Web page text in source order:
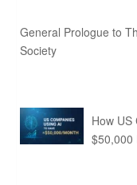
General Prologue to
Society
How US
$50,000